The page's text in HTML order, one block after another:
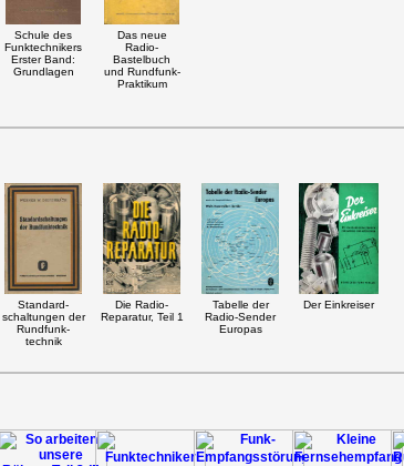
Schule des
Funktechnikers
Erster Band:
Grundlagen
Das neue
Radio-
Bastelbuch
und Rundfunk-
Praktikum
Standard-
schaltungen der
Rundfunk-
technik
Die Radio-
Reparatur, Teil 1
Tabelle der
Radio-Sender
Europas
Der Einkreiser